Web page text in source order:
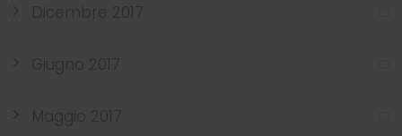
Dicembre 2017
Giugno 2017
Maggio 2017